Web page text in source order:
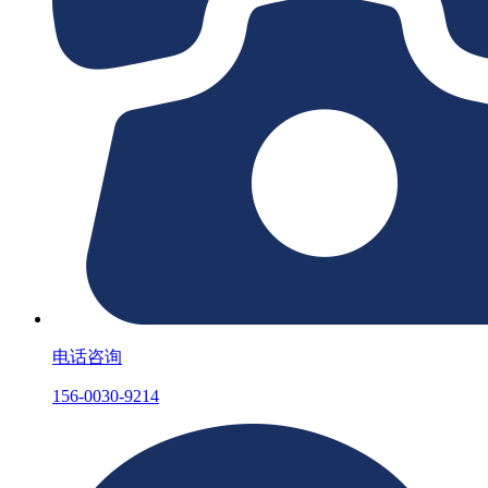
电话咨询
156-0030-9214